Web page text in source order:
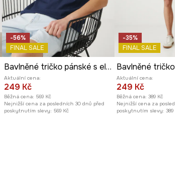
-56%
FINAL SALE
Bavlněné tričko pánské s elastanem a žebrováním tmavomodrá barva
Aktuální cena:
249 Kč
Běžná cena: 569 Kč
Nejnižší cena za posledních 30 dnů před
poskytnutím slevy: 569 Kč
-35%
FINAL SALE
Aktuální cena:
249 Kč
Běžná cena: 389 Kč
Nejnižší cena za
poskytnutím slevy: 389